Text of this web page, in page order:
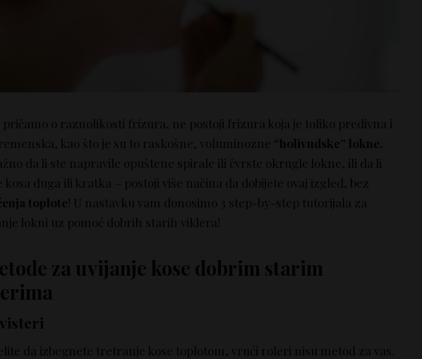
pričamo o raznolikosti frizura, ne postoji frizura koja je toliko predivna i
kao što je su to raskošne, voluminozne “holivudske” lokne.
da li ste napravile opuštene spirale ili čvrste okrugle lokne, ili da li
kosa duga ili kratka – postoji više načina da dobijete ovaj izgled, bez
toplote! U nastavku vam donosimo 3 step-by-step tutorijala za
lokni uz pomoć dobrih starih viklera!
za uvijanje kose dobrim starim
da izbegnete tretranje kose toplotom, vrući roleri nisu metod za vas.